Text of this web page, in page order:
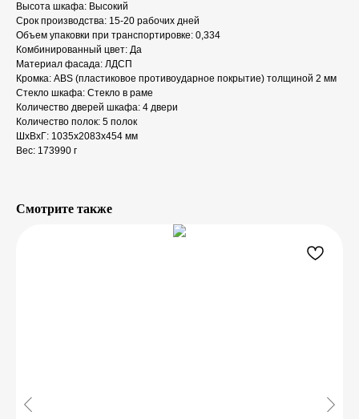
Высота шкафа: Высокий
Срок производства: 15-20 рабочих дней
Объем упаковки при транспортировке: 0,334
Комбинированный цвет: Да
Материал фасада: ЛДСП
Кромка: ABS (пластиковое противоударное покрытие) толщиной 2 мм
Стекло шкафа: Стекло в раме
Количество дверей шкафа: 4 двери
Количество полок: 5 полок
ШxВxГ: 1035x2083x454 мм
Вес: 173990 г
Смотрите также